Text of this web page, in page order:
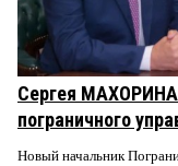
Сергея МАХОРИНА
пограничного
Новый начальник